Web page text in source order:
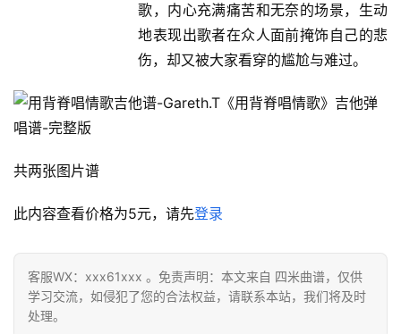
歌，内心充满痛苦和无奈的场景，生动
地表现出歌者在众人面前掩饰自己的悲
伤，却又被大家看穿的尴尬与难过。
共两张图片谱
此内容查看价格为5元，请先登录
客服WX：xxx61xxx 。免责声明：本文来自 四米曲谱，仅供
学习交流，如侵犯了您的合法权益，请联系本站，我们将及时
处理。